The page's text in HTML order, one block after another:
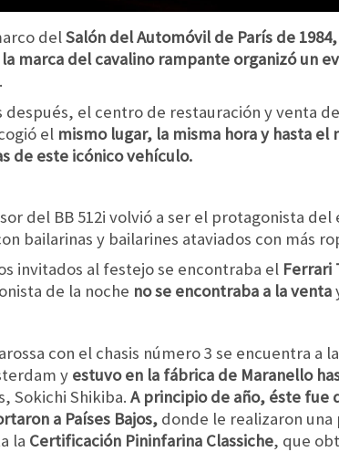
delSalón del Automóvil de París de 1984,
la marca del cavalino rampante organizó un
después, el centro de restauración y venta
el mismo lugar, la misma hora y hasta
de este icónico vehículo.
del BB 512i volvió a ser el protagonista
bailarinas y bailarines ataviados con más
invitados al festejo se encontraba el Ferrari
de la noche no se encontraba a la venta
con el chasis número 3 se encuentra a
y estuvo en la fábrica de Maranello
Sokichi Shikiba. A principio de año, éste fue
a Países Bajos, donde le realizaron
la Certificación Pininfarina Classiche, que